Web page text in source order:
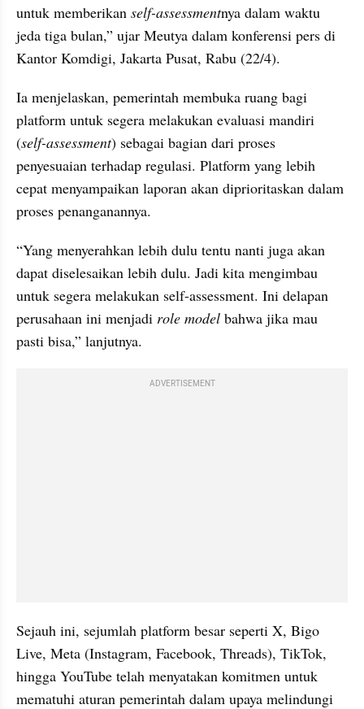
untuk memberikan self-assessmentnya dalam waktu
jeda tiga bulan,” ujar Meutya dalam konferensi pers di
Kantor Komdigi, Jakarta Pusat, Rabu (22/4).
Ia menjelaskan, pemerintah membuka ruang bagi
platform untuk segera melakukan evaluasi mandiri
(self-assessment) sebagai bagian dari proses
penyesuaian terhadap regulasi. Platform yang lebih
cepat menyampaikan laporan akan diprioritaskan dalam
proses penanganannya.
“Yang menyerahkan lebih dulu tentu nanti juga akan
dapat diselesaikan lebih dulu. Jadi kita mengimbau
untuk segera melakukan self-assessment. Ini delapan
perusahaan ini menjadi role model bahwa jika mau
pasti bisa,” lanjutnya.
ADVERTISEMENT
Sejauh ini, sejumlah platform besar seperti X, Bigo
Live, Meta (Instagram, Facebook, Threads), TikTok,
hingga YouTube telah menyatakan komitmen untuk
mematuhi aturan pemerintah dalam upaya melindungi